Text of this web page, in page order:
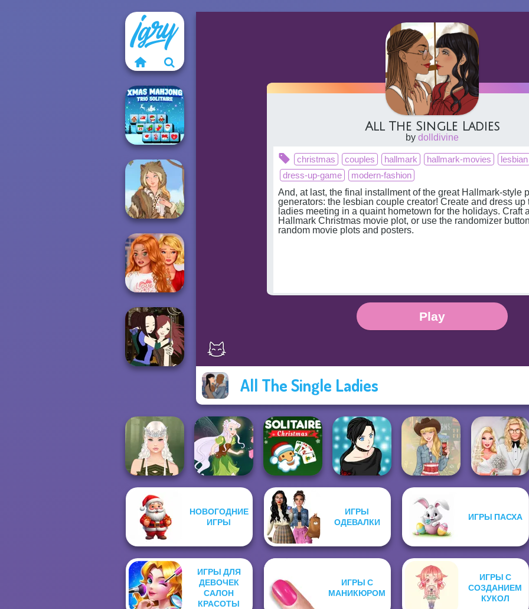
All The Single Ladies
Xmas Mahjong
Trio Solitaire
Grimm Beauty
Bestie To The
Rescue Breakup
P...
Fantasy World...
Elven Makeover Pixie Friends
Solitaire Classic
Christmas
Manga Creator -
Rebels Page 2
Americana
Babs' Spring
НОВОГОДНИЕ
ИГРЫ
ИГРЫ
ОДЕВАЛКИ
ИГРЫ ПАСХА
ИГРЫ ДЛЯ
ДЕВОЧЕК
САЛОН
КРАСОТЫ
ИГРЫ С
МАНИКЮРОМ
ИГРЫ С
СОЗДАНИЕМ
КУКОЛ